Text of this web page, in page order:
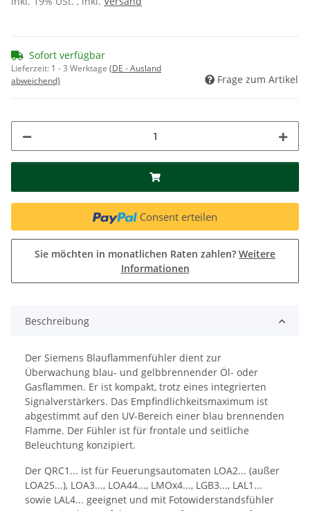
Sofort verfügbar
Lieferzeit: 1 - 3 Werktage (DE - Ausland
abweichend)
Frage zum Artikel
Consent erteilen
Sie möchten in monatlichen Raten zahlen? Weitere
Informationen
Beschreibung
Der Siemens Blauflammenfühler dient zur
Überwachung blau- und gelbbrennender Öl- oder
Gasflammen. Er ist kompakt, trotz eines integrierten
Signalverstärkers. Das Empfindlichkeitsmaximum ist
abgestimmt auf den UV-Bereich einer blau brennenden
Flamme. Der Fühler ist für frontale und seitliche
Beleuchtung konzipiert.
Der QRC1... ist für Feuerungsautomaten LOA2... (außer
LOA25...), LOA3..., LOA44..., LMOx4..., LGB3..., LAL1...
sowie LAL4... geeignet und mit Fotowiderstandsfühler